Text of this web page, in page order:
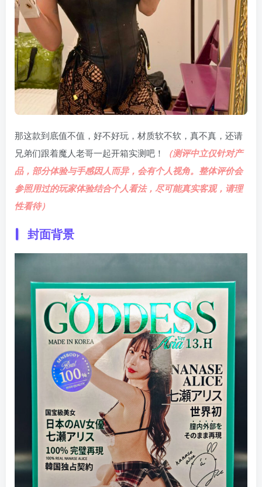
那这款到底值不值，好不好玩，材质软不软，真不真，还请
兄弟们跟着魔人老哥一起开箱实测吧！
（测评中立仅针对产
品，部分体验与手感因人而异，会有个人视角。整体评价会
参照用过的玩家体验结合个人看法，尽可能真实客观，请理
性看待）
封面背景